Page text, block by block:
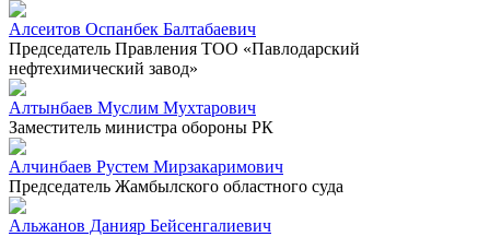
Алсеитов Оспанбек Балтабаевич
Председатель Правления ТОО «Павлодарский
нефтехимический завод»
Алтынбаев Муслим Мухтарович
Заместитель министра обороны РК
Алчинбаев Рустем Мирзакаримович
Председатель Жамбылского областного суда
Альжанов Данияр Бейсенгалиевич